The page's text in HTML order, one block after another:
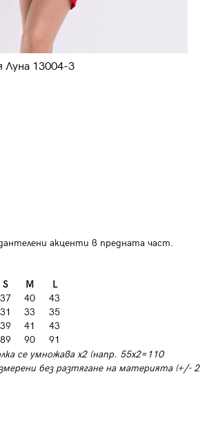
Луна 13004-3
акценти в предната част.
S M
L
37 40
43
31 33
35
39 41
43
89 90
91
се умножава х2 (напр. 55х2=110
без разтягане на материята (+/- 2